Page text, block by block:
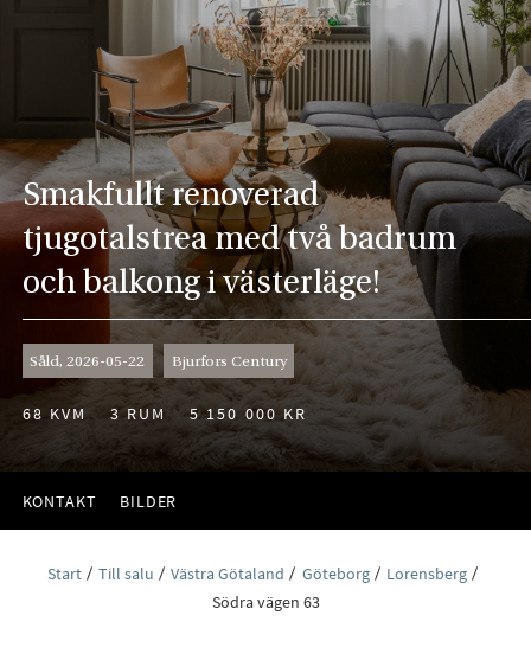
Smakfullt renoverad
tjugotalstrea med två badrum
och balkong i västerläge!
Såld, 2026-05-22 Bjurfors Century
68 KVM 3 RUM 5 150 000 KR
KONTAKT BILDER
Start Till salu Västra Götaland Göteborg
Lorensberg
Södra vägen 63